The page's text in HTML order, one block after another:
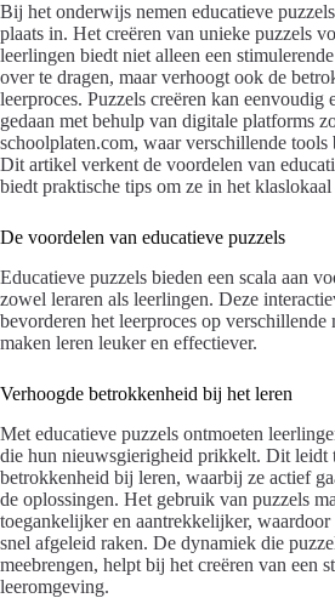
Bij het onderwijs nemen educatieve
plaats in. Het creëren van unieke puzzels
leerlingen biedt niet alleen een
over te dragen, maar verhoogt ook de
leerproces. Puzzels creëren kan eenvoudig
gedaan met behulp van digitale platforms
schoolplaten.com, waar verschillende tools
Dit artikel verkent de voordelen van
biedt praktische tips om ze in het klaslokaal
De voordelen van educatieve puzzels
Educatieve puzzels bieden een scala aan
zowel leraren als leerlingen. Deze
bevorderen het leerproces op verschillende
maken leren leuker en effectiever.
Verhoogde betrokkenheid bij het leren
Met educatieve puzzels ontmoeten
die hun nieuwsgierigheid prikkelt. Dit leidt
betrokkenheid bij leren, waarbij ze actief
de oplossingen. Het gebruik van puzzels
toegankelijker en aantrekkelijker,
snel afgeleid raken. De dynamiek die
meebrengen, helpt bij het creëren van een
leeromgeving.